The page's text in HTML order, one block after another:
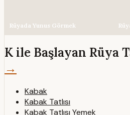
Rüyada Yunus Görmek
K ile Başlayan Rüya
→
Kabak
Kabak Tatlısı
Kabak Tatlısı Yemek